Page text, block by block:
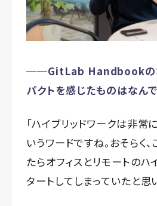
──GitLab Handbookのな
パクトを感じたものはなん
「ハイブリッドワークは非常
いうワードですね。おそらく
たらオフィスとリモートのハ
タートしてしまっていたと思